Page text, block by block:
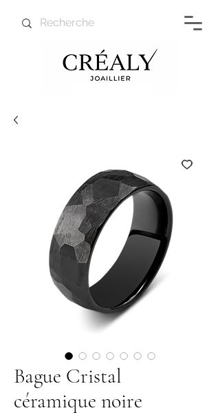
Bague Cristal
céramique noire